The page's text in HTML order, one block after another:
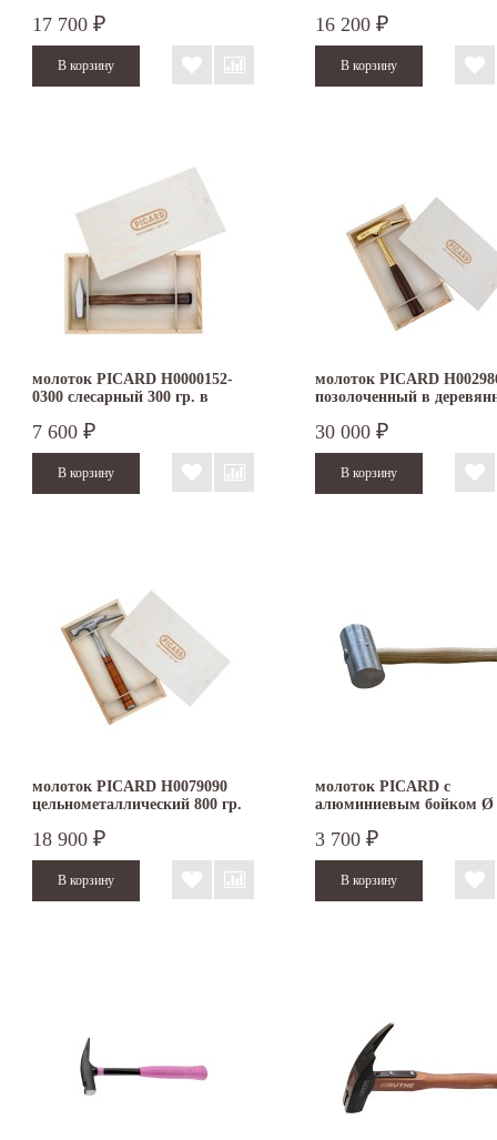
17 700 ₽ 16 200 ₽
молоток PICARD H0000152-
0300 слесарный 300 гр. в
7 600 ₽
молоток PICARD
позолоченный в
30 000 ₽
молоток PICARD H0079090
цельнометаллический 800 гр.
18 900 ₽
молоток PICARD с
алюминиевым бойком Ø
3 700 ₽